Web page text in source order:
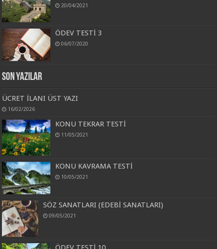
20/04/2021
ÖDEV TESTİ 3
06/07/2020
Son Yazılar
ÜCRET İLANI ÜST YAZI
16/02/2026
KONU TEKRAR TESTİ
11/05/2021
KONU KAVRAMA TESTİ
10/05/2021
SÖZ SANATLARI (EDEBİ SANATLARI)
09/05/2021